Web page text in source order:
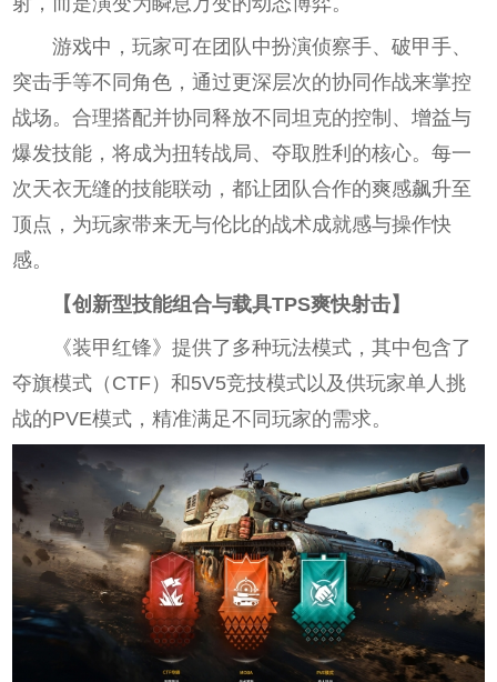
游戏中，玩家可在团队中扮演侦察手、破甲手、
突击手等不同角色，通过更深层次的协同作战来掌控
战场。合理搭配并协同释放不同坦克的控制、增益与
爆发技能，将成为扭转战局、夺取胜利的核心。每一
次天衣无缝的技能联动，都让团队合作的爽感飙升至
顶点，为玩家带来无与伦比的战术成就感与操作快
感。
【创新型技能组合与载具TPS爽快射击】
《装甲红锋》提供了多种玩法模式，其中包含了
夺旗模式（CTF）和5V5竞技模式以及供玩家单人挑
战的PVE模式，精准满足不同玩家的需求。